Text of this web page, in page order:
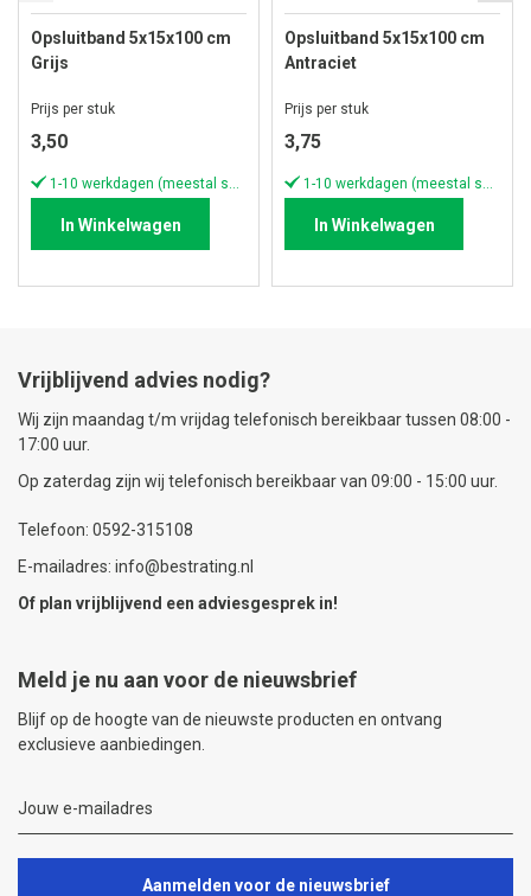
Opsluitband 5x15x100 cm
Grijs
Prijs per stuk
3,50
In Winkelwagen
Opsluitband 5x15x100 cm
Antraciet
Prijs per stuk
3,75
In Winkelwagen
Vrijblijvend advies nodig?
Wij zijn maandag t/m vrijdag telefonisch bereikbaar tussen 08:00 -
17:00 uur.
Op zaterdag zijn wij telefonisch bereikbaar van 09:00 - 15:00 uur.
Telefoon: 0592-315108
E-mailadres: info@bestrating.nl
Of plan vrijblijvend een adviesgesprek in!
Meld je nu aan voor de nieuwsbrief
Blijf op de hoogte van de nieuwste producten en ontvang
exclusieve aanbiedingen.
Aanmelden voor de nieuwsbrief